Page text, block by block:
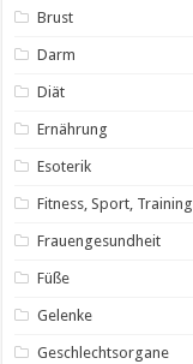
Brust
Darm
Diät
Ernährung
Esoterik
Fitness, Sport, Training
Frauengesundheit
Füße
Gelenke
Geschlechtsorgane